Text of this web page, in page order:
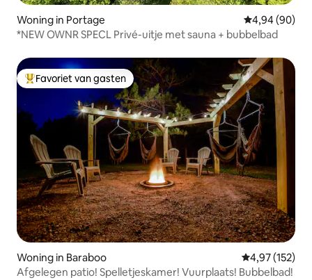
Woning in Portage Gemiddelde
4,94 (90)
*NEW OWNR SPECL Privé-uitje met sauna + bubbelbad
Topfavoriet van gasten
Favoriet van gasten
Woning in Baraboo Gemiddelde
4,97 (152)
Afgelegen patio! Spelletjeskamer! Vuurplaats! Bubbelbad!